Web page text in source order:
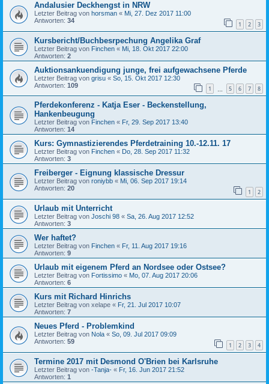
Andalusier Deckhengst in NRW
Letzter Beitrag von horsman « Mi, 27. Dez 2017 11:00
Antworten: 34 1 2 3
Kursbericht/Buchbesrpechung Angelika Graf
Letzter Beitrag von Finchen « Mi, 18. Okt 2017 22:00
Antworten: 2
Auktionsankuendigung junge, frei aufgewachsene Pferde
Letzter Beitrag von grisu « So, 15. Okt 2017 12:30
Antworten: 109 1 5 6 7 8
Pferdekonferenz - Katja Eser - Beckenstellung,
Hankenbeugung
Letzter Beitrag von Finchen « Fr, 29. Sep 2017 13:40
Antworten: 14
Kurs: Gymnastizierendes Pferdetraining 10.-12.11. 17
Letzter Beitrag von Finchen « Do, 28. Sep 2017 11:32
Antworten: 3
Freiberger - Eignung klassische Dressur
Letzter Beitrag von roniybb « Mi, 06. Sep 2017 19:14
Antworten: 20 1 2
Urlaub mit Unterricht
Letzter Beitrag von Joschi 98 « Sa, 26. Aug 2017 12:52
Antworten: 3
Wer haftet?
Letzter Beitrag von Finchen « Fr, 11. Aug 2017 19:16
Antworten: 9
Urlaub mit eigenem Pferd an Nordsee oder Ostsee?
Letzter Beitrag von Fortissimo « Mo, 07. Aug 2017 20:06
Antworten: 6
Kurs mit Richard Hinrichs
Letzter Beitrag von xelape « Fr, 21. Jul 2017 10:07
Antworten: 7
Neues Pferd - Problemkind
Letzter Beitrag von Nola « So, 09. Jul 2017 09:09
Antworten: 59 1 2 3 4
Termine 2017 mit Desmond O'Brien bei Karlsruhe
Letzter Beitrag von -Tanja- « Fr, 16. Jun 2017 21:52
Antworten: 1